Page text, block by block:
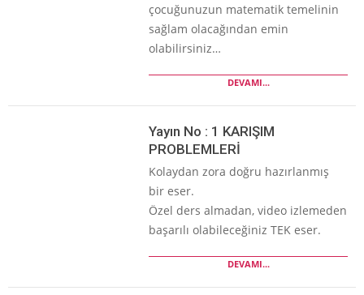
çocuğunuzun matematik temelinin
sağlam olacağından emin
olabilirsiniz…
DEVAMI...
Yayın No : 1 KARIŞIM
PROBLEMLERİ
Kolaydan zora doğru hazırlanmış
bir eser.
Özel ders almadan, video izlemeden
başarılı olabileceğiniz TEK eser.
DEVAMI...